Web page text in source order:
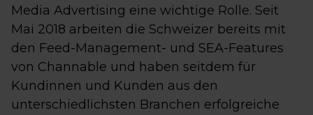
Media Advertising eine wichtige Rolle. Seit
Mai 2018 arbeiten die Schweizer bereits mit
den Feed-Management- und SEA-Features
von Channable und haben seitdem für
Kundinnen und Kunden aus den
unterschiedlichsten Branchen erfolgreiche